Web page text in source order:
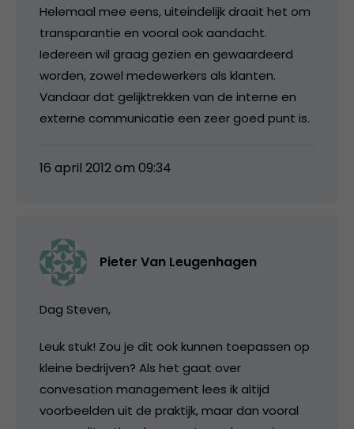
Helemaal mee eens, uiteindelijk draait het om
transparantie en vooral ook aandacht.
Iedereen wil graag gezien en gewaardeerd
worden, zowel medewerkers als klanten.
Vandaar dat gelijktrekken van de interne en
externe communicatie een zeer goed punt is.
16 april 2012 om 09:34
Pieter Van Leugenhagen
Dag Steven,
Leuk stuk! Zou je dit ook kunnen toepassen op
kleine bedrijven? Als het gaat over
convesation management lees ik altijd
voorbeelden uit de praktijk, maar dan vooral